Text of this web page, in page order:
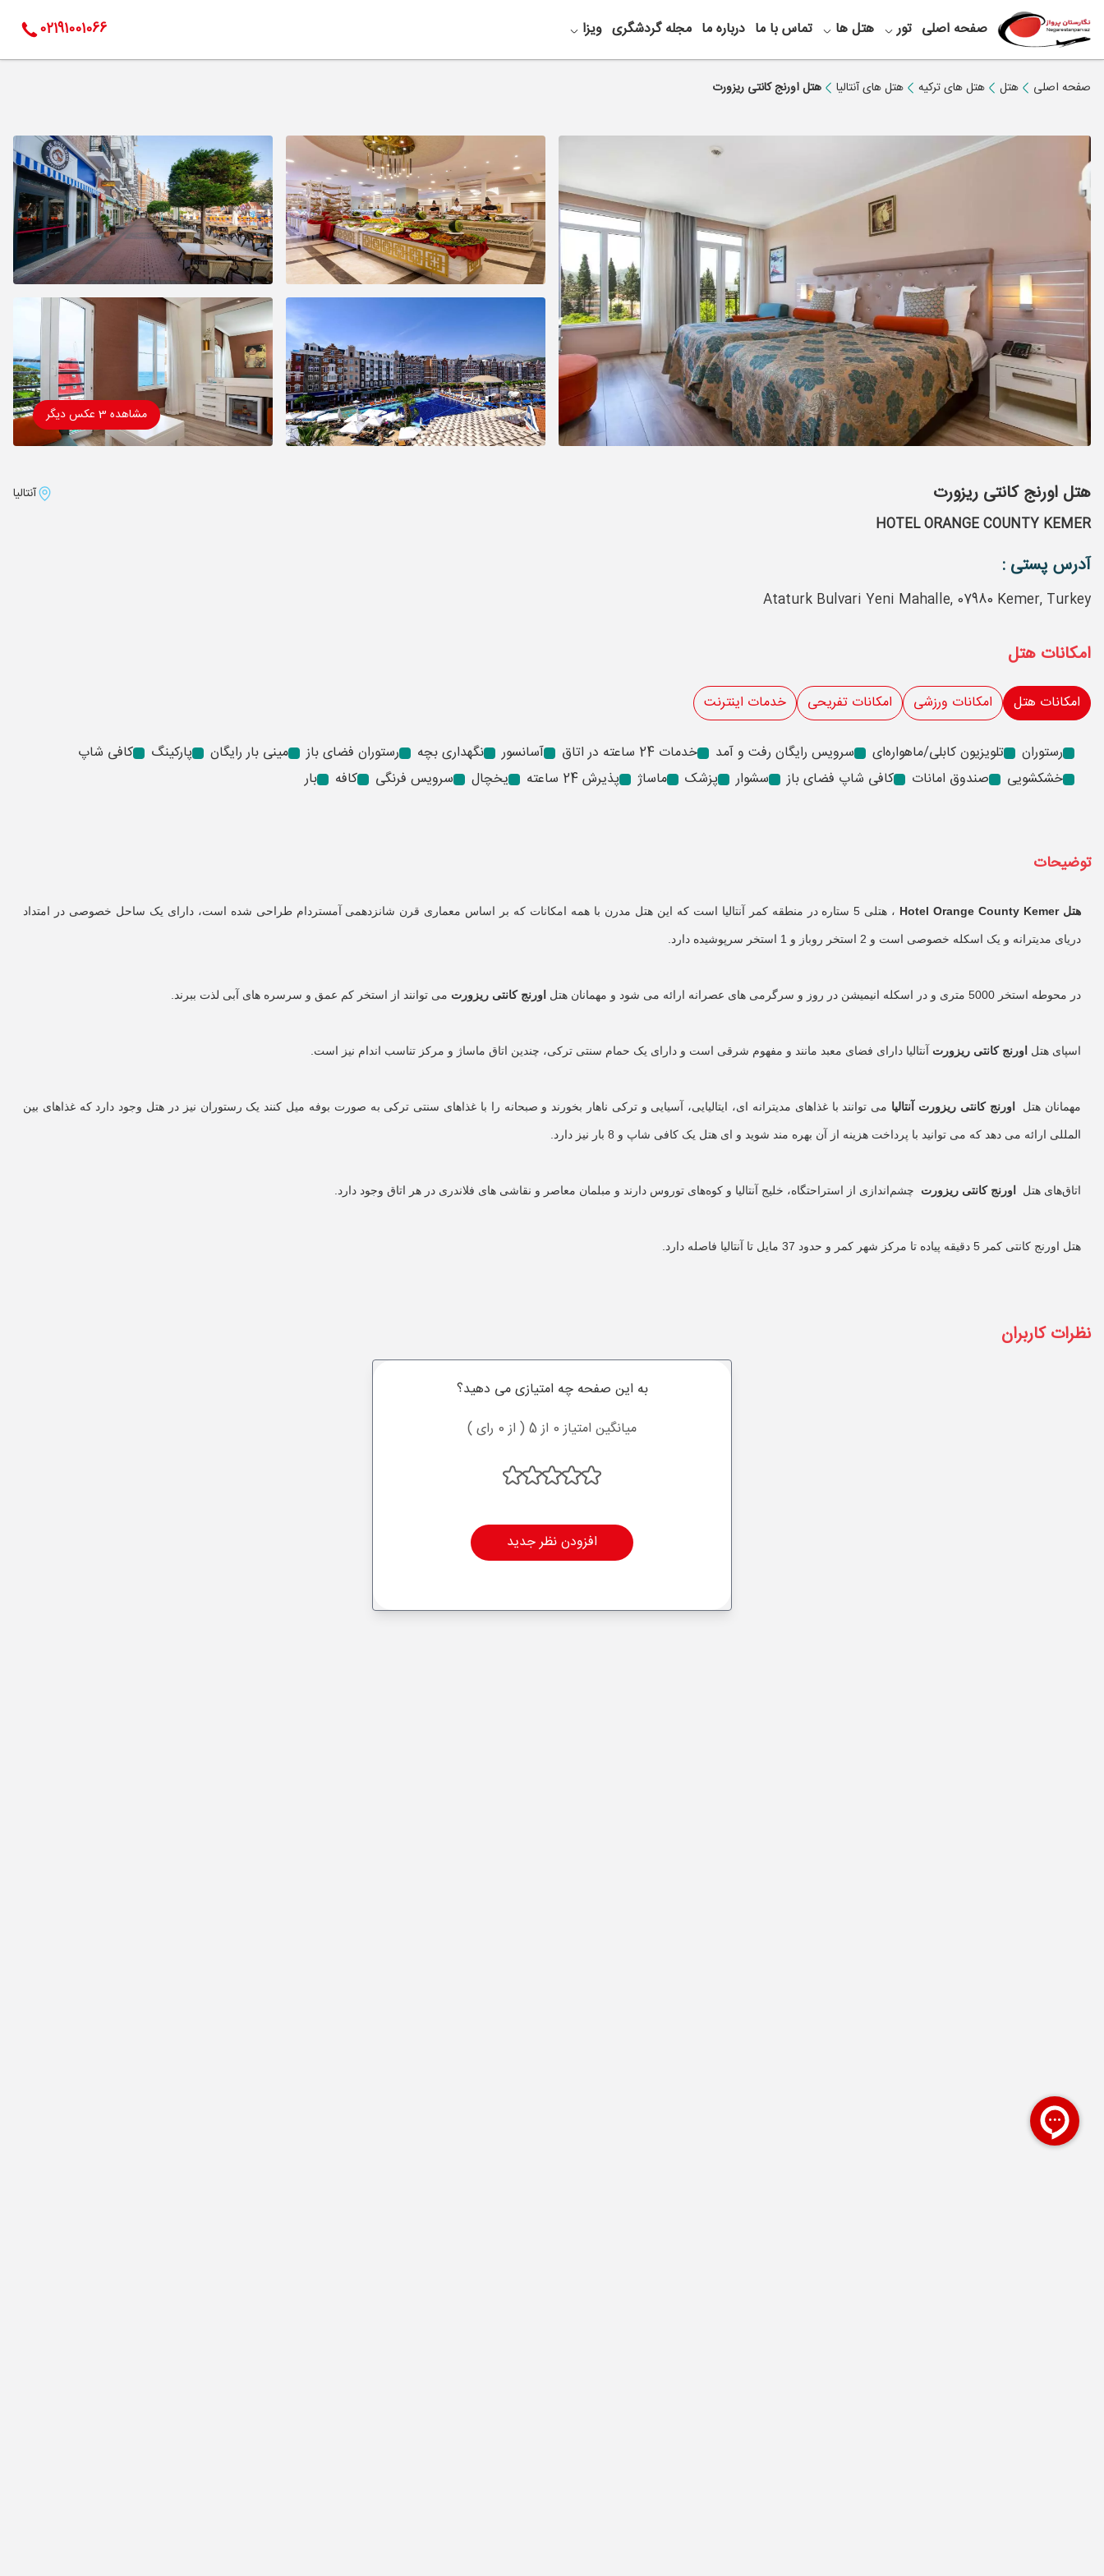
صفحه اصلی تور هتل ها تماس با ما درباره ما مجله گردشگری ویزا 02191001066
صفحه اصلی هتل هتل های ترکیه هتل های آنتالیا هتل اورنج کانتی ریزورت
مشاهده 3 عکس دیگر
هتل اورنج کانتی ریزورت
HOTEL ORANGE COUNTY KEMER
آنتالیا
آدرس پستی :
Ataturk Bulvari Yeni Mahalle, 07980 Kemer, Turkey
امکانات هتل
امکانات هتل امکانات ورزشی امکانات تفریحی خدمات اینترنت
رستوران تلویزیون کابلی/ماهواره‌ای سرویس رایگان رفت و آمد خدمات 24 ساعته در اتاق آسانسور نگهداری بچه رستوران فضای باز مینی بار رایگان پارکینگ
کافی شاپ
خشکشویی
صندوق امانات کافی شاپ فضای باز سشوار پزشک ماساژ پذیرش 24 ساعته یخچال سرویس فرنگی کافه بار
توضیحات
هتل Hotel Orange County Kemer ، هتلی 5 ستاره در منطقه کمر آنتالیا است که این هتل مدرن با همه امکانات که بر اساس معماری قرن شانزدهمی آمستردام طراحی شده است، دارای یک ساحل خصوصی در امتداد
دریای مدیترانه و یک اسکله خصوصی است و 2 استخر روباز و 1 استخر سرپوشیده دارد.
در محوطه استخر 5000 متری و در اسکله انیمیشن در روز و سرگرمی های عصرانه ارائه می شود و مهمانان هتل اورنج کانتی ریزورت می توانند از استخر کم عمق و سرسره های آبی لذت ببرند.
اسپای هتل اورنج کانتی ریزورت آنتالیا دارای فضای معبد مانند و مفهوم شرقی است و دارای یک حمام سنتی ترکی، چندین اتاق ماساژ و مرکز تناسب اندام نیز است.
مهمانان هتل اورنج کانتی ریزورت آنتالیا می توانند با غذاهای مدیترانه ای، ایتالیایی، آسیایی و ترکی ناهار بخورند و صبحانه را با غذاهای سنتی ترکی به صورت بوفه میل کنند یک رستوران نیز در هتل وجود دارد که غذاهای بین
المللی ارائه می دهد که می توانید با پرداخت هزینه از آن بهره مند شوید و ای هتل یک کافی شاپ و 8 بار نیز دارد.
اتاق‌های هتل اورنج کانتی ریزورت چشم‌اندازی از استراحتگاه، خلیج آنتالیا و کوه‌های توروس دارند و مبلمان معاصر و نقاشی های فلاندری در هر اتاق وجود دارد.
هتل اورنج کانتی کمر 5 دقیقه پیاده تا مرکز شهر کمر و حدود 37 مایل تا آنتالیا فاصله دارد.
نظرات کاربران
به این صفحه چه امتیازی می دهید؟
میانگین امتیاز 0 از 5 ( از 0 رای )
افزودن نظر جدید